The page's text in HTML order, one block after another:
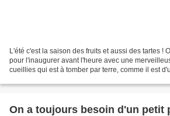
L'été c'est la saison des fruits et aussi des tartes !
pour l'inaugurer avant l'heure avec une
cueillies qui est à tomber par terre, comme il est
On a toujours besoin d'un petit